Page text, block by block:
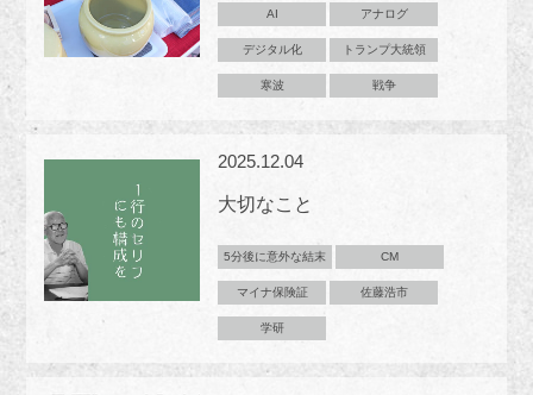
AI アナログ
デジタル化 トランプ大統領
寒波 戦争
2025.12.04
大切なこと
5分後に意外な結末 CM
マイナ保険証 佐藤浩市
学研